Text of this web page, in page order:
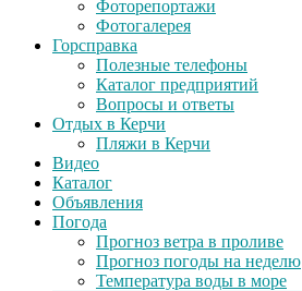
Фоторепортажи
Фотогалерея
Горсправка
Полезные телефоны
Каталог предприятий
Вопросы и ответы
Отдых в Керчи
Пляжи в Керчи
Видео
Каталог
Объявления
Погода
Прогноз ветра в проливе
Прогноз погоды на неделю
Температура воды в море